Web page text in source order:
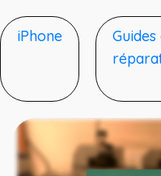
iPhone
Guides